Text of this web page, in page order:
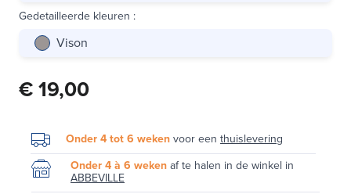
Gedetailleerde kleuren :
Vison
€ 19,00
Onder 4 tot 6 wekenvoor een thuislevering
Onder 4 à 6 wekenaf te halen in de winkel in
ABBEVILLE